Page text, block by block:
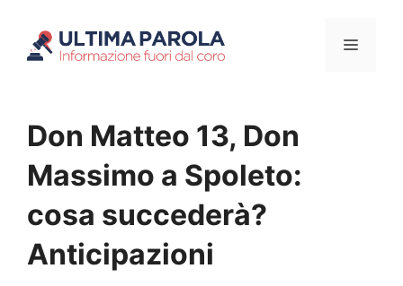
Menu
Don Matteo 13, Don
Massimo a Spoleto:
cosa succederà?
Anticipazioni